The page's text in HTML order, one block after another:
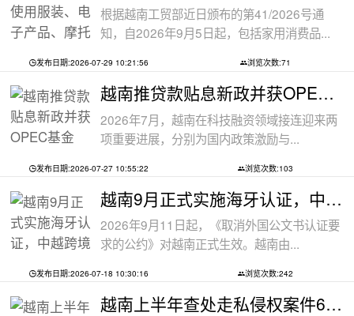
根据越南工贸部近日颁布的第41/2026号通
知，自2026年9月5日起，包括家用消费品...
发布日期:2026-07-29 10:21:56 浏览次数:71
越南推贷款贴息新政并获OPEC基金5000万美
2026年7月，越南在科技融资领域接连迎来两
项重要进展，分别为国内政策激励与...
发布日期:2026-07-27 10:55:22 浏览次数:103
越南9月正式实施海牙认证，中越跨境文件
2026年9月11日起，《取消外国公文书认证要
求的公约》对越南正式生效。越南由...
发布日期:2026-07-18 10:30:16 浏览次数:242
越南上半年查处走私侵权案件6.8万起